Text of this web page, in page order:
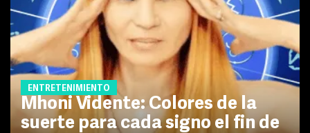
ENTRETENIMIENTO
Mhoni Vidente: Colores de la
suerte para cada signo el fin de